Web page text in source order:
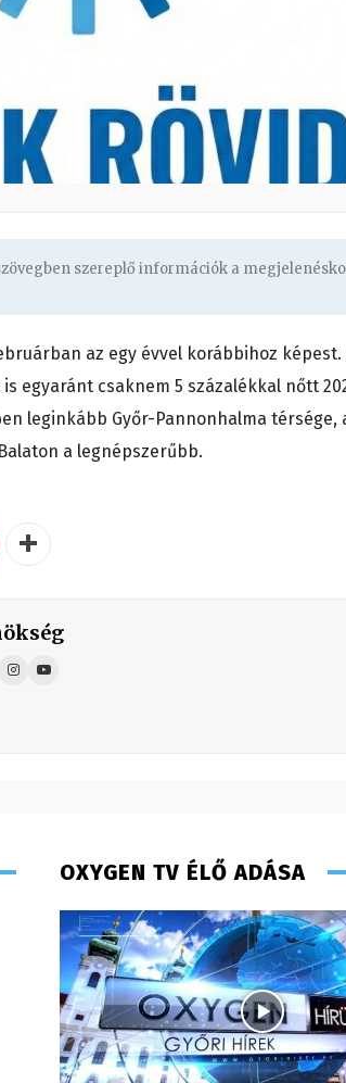
szereplő információk a
az egy évvel korábbihoz
egyaránt csaknem 5 százalékkal nőtt
leginkább Győr-Pannonhalma
a legnépszerűbb.
OXYGEN TV ÉLŐ ADÁSA